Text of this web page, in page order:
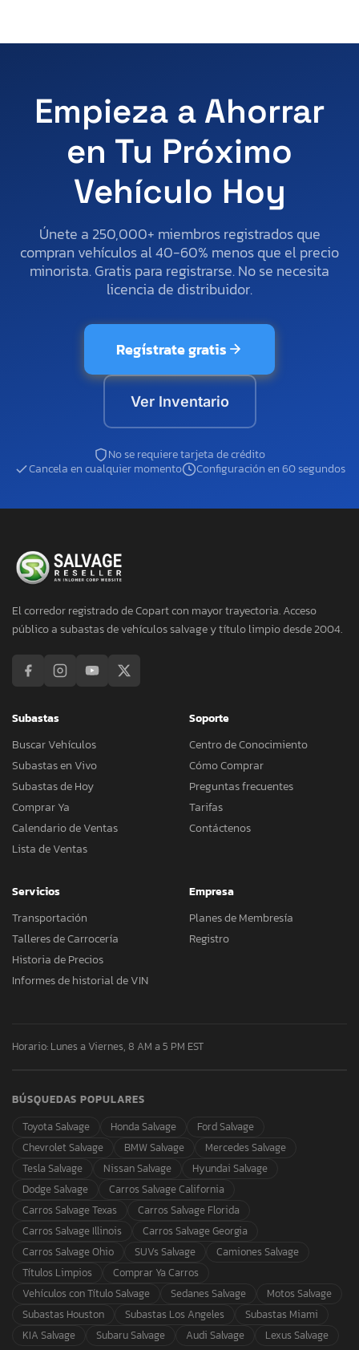
Empieza a Ahorrar
en Tu Próximo
Vehículo Hoy
Únete a 250,000+ miembros registrados que
compran vehículos al 40-60% menos que el precio
minorista. Gratis para registrarse. No se necesita
licencia de distribuidor.
Regístrate gratis
Ver Inventario
No se requiere tarjeta de crédito
Cancela en cualquier momento
Configuración en 60 segundos
El corredor registrado de Copart con mayor trayectoria. Acceso
público a subastas de vehículos salvage y título limpio desde 2004.
Subastas
Buscar Vehículos
Subastas en Vivo
Subastas de Hoy
Comprar Ya
Calendario de Ventas
Lista de Ventas
Soporte
Centro de Conocimiento
Cómo Comprar
Preguntas frecuentes
Tarifas
Contáctenos
Servicios
Transportación
Talleres de Carrocería
Historia de Precios
Informes de historial de VIN
Empresa
Planes de Membresía
Registro
Horario: Lunes a Viernes, 8 AM a 5 PM EST
BÚSQUEDAS POPULARES
Toyota Salvage
Honda Salvage
Ford Salvage
Chevrolet Salvage
BMW Salvage
Mercedes Salvage
Tesla Salvage
Nissan Salvage
Hyundai Salvage
Dodge Salvage
Carros Salvage California
Carros Salvage Texas
Carros Salvage Florida
Carros Salvage Illinois
Carros Salvage Georgia
Carros Salvage Ohio
SUVs Salvage
Camiones Salvage
Títulos Limpios
Comprar Ya Carros
Vehículos con Título Salvage
Sedanes Salvage
Motos Salvage
Subastas Houston
Subastas Los Angeles
Subastas Miami
KIA Salvage
Subaru Salvage Audi Salvage Lexus Salvage